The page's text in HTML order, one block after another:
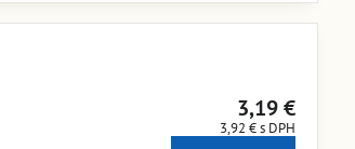
3,19 €
3,92 €s DPH